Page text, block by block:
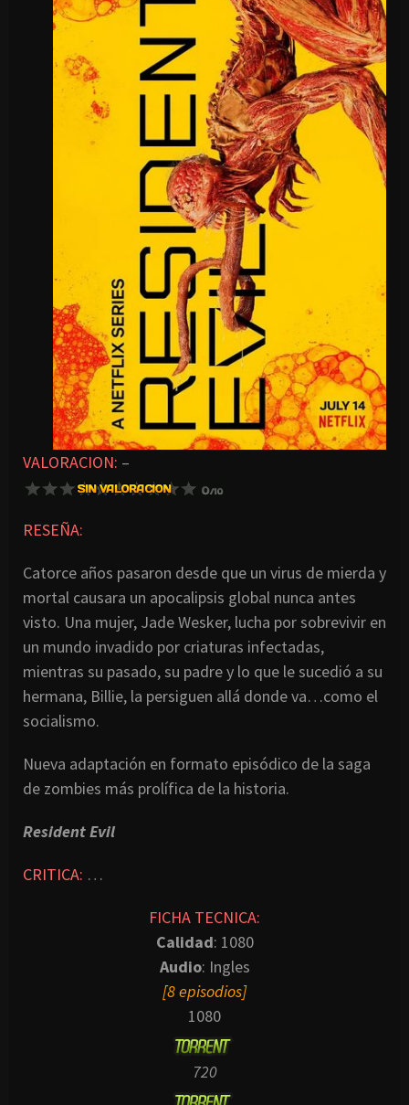
VALORACION: –
RESEÑA:
Catorce años pasaron desde que un virus de mierda y
mortal causara un apocalipsis global nunca antes
visto. Una mujer, Jade Wesker, lucha por sobrevivir en
un mundo invadido por criaturas infectadas,
mientras su pasado, su padre y lo que le sucedió a su
hermana, Billie, la persiguen allá donde va…como el
socialismo.
Nueva adaptación en formato episódico de la saga
de zombies más prolífica de la historia.
Resident Evil
CRITICA: …
FICHA TECNICA:
Calidad: 1080
Audio: Ingles
[8 episodios]
1080
720